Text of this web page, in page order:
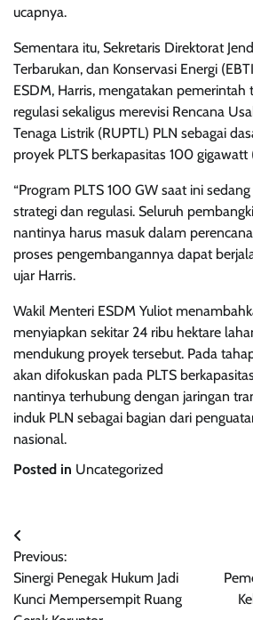
ucapnya.
Sementara itu, Sekretaris Direktorat
Terbarukan, dan Konservasi Energi
ESDM, Harris, mengatakan pemerintah
regulasi sekaligus merevisi Rencana
Tenaga Listrik (RUPTL) PLN sebagai
proyek PLTS berkapasitas 100 gigawatt
“Program PLTS 100 GW saat ini
strategi dan regulasi. Seluruh
nantinya harus masuk dalam
proses pengembangannya dapat
ujar Harris.
Wakil Menteri ESDM Yuliot
menyiapkan sekitar 24 ribu hektare
mendukung proyek tersebut. Pada
akan difokuskan pada PLTS
nantinya terhubung dengan jaringan
induk PLN sebagai bagian dari
nasional.
Posted in Uncategorized
Navigasi
pos
Previous:
Sinergi Penegak Hukum Jadi
Kunci Mempersempit Ruang